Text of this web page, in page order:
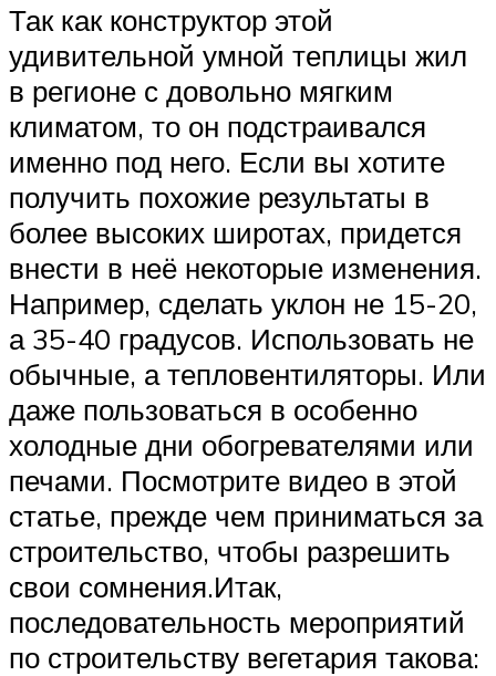
Так как конструктор этой
удивительной умной теплицы жил
в регионе с довольно мягким
климатом, то он подстраивался
именно под него. Если вы хотите
получить похожие результаты в
более высоких широтах, придется
внести в неё некоторые изменения.
Например, сделать уклон не 15-20,
а 35-40 градусов. Использовать не
обычные, а тепловентиляторы. Или
даже пользоваться в особенно
холодные дни обогревателями или
печами. Посмотрите видео в этой
статье, прежде чем приниматься за
строительство, чтобы разрешить
свои сомнения.Итак,
последовательность мероприятий
по строительству вегетария такова: